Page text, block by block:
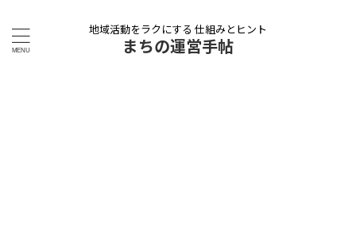
地域活動をラクにする 仕組みとヒント
まちの運営手帖